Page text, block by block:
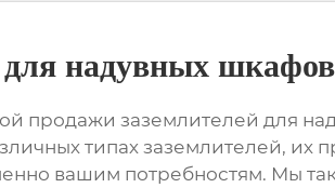
надувных
продажи заземлителей для
типах заземлителей, их
вашим потребностям. Мы